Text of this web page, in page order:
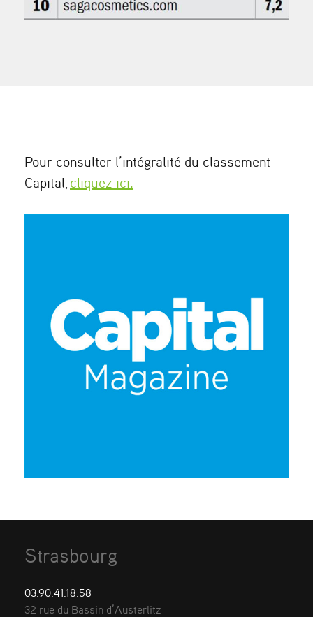
Pour consulter l’intégralité du classement
Capital, cliquez ici.
Strasbourg
03.90.41.18.58
32 rue du Bassin d’Austerlitz